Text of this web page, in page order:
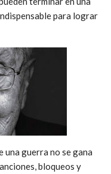
para lograr
una guerra no se gana
bloqueos y